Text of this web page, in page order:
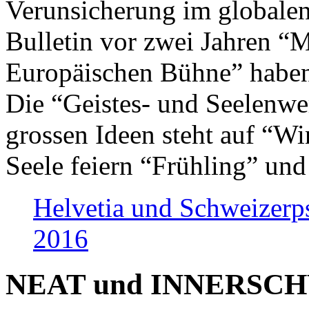
Verunsicherung im
Bulletin vor zwei Jahren
Europäischen Bühne”
Die “Geistes- und
grossen Ideen steht auf
Seele feiern “Frühling”
Helvetia und
2016
NEAT und